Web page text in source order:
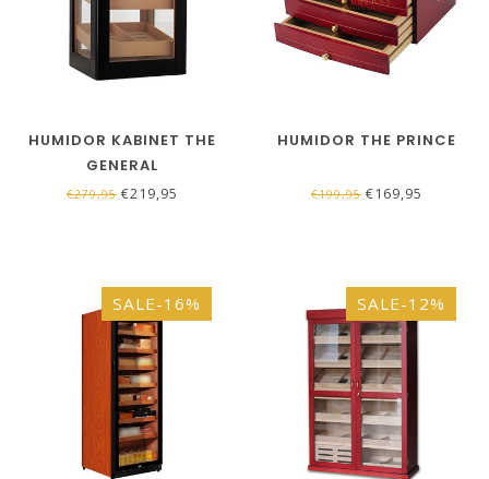
HUMIDOR KABINET THE
GENERAL
€279,95 €219,95
HUMIDOR THE PRINCE
€199,95 €169,95
SALE-16% SALE-12%